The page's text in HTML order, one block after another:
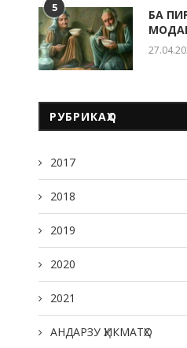
5
БА
РУБРИКАҲО
2017
2018
2019
2020
2021
АНДАРЗУ ҲИКМАТҲО